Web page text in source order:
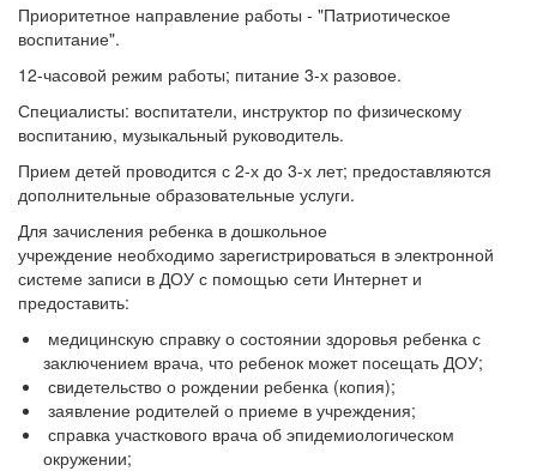
Приоритетное направление работы - "Патриотическое
воспитание".
12-часовой режим работы; питание 3-х разовое.
Специалисты: воспитатели, инструктор по физическому
воспитанию, музыкальный руководитель.
Прием детей проводится с 2-х до 3-х лет; предоставляются
дополнительные образовательные услуги.
Для зачисления ребенка в дошкольное
учреждение необходимо зарегистрироваться в электронной
системе записи в ДОУ с помощью сети Интернет и
предоставить:
медицинскую справку о состоянии здоровья ребенка с
заключением врача, что ребенок может посещать ДОУ;
свидетельство о рождении ребенка (копия);
заявление родителей о приеме в учреждения;
справка участкового врача об эпидемиологическом
окружении;